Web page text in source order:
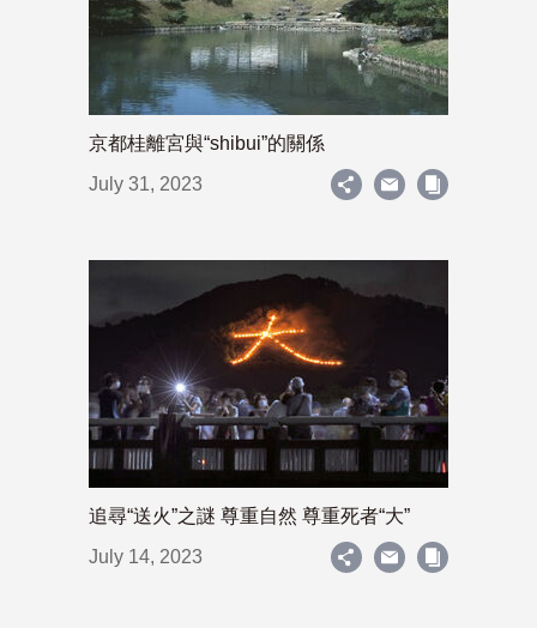
京都桂離宮與“shibui”的關係
July 31, 2023
追尋“送火”之謎 尊重自然 尊重死者“大”
July 14, 2023